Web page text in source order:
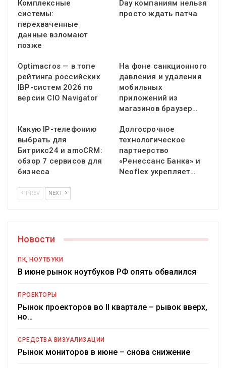
Комплексные
системы:
перехваченные
данные взломают
позже
Day компаниям нельзя
просто ждать патча
Optimacros — в топе
рейтинга российских
IBP-систем 2026 по
версии CIO Navigator
На фоне санкционного
давления и удаления
мобильных
приложений из
магазинов браузер…
Какую IP-телефонию
выбрать для
Битрикс24 и amoCRM:
обзор 7 сервисов для
бизнеса
Долгосрочное
технологическое
партнерство
«Ренессанс Банка» и
Neoflex укрепляет…
PREV NEXT
Новости
ПК, НОУТБУКИ
В июне рынок ноутбуков РФ опять обвалился
ПРОЕКТОРЫ
Рынок проекторов во II квартале – рывок вверх,
но…
СРЕДСТВА ВИЗУАЛИЗАЦИИ
Рынок мониторов в июне – снова снижение